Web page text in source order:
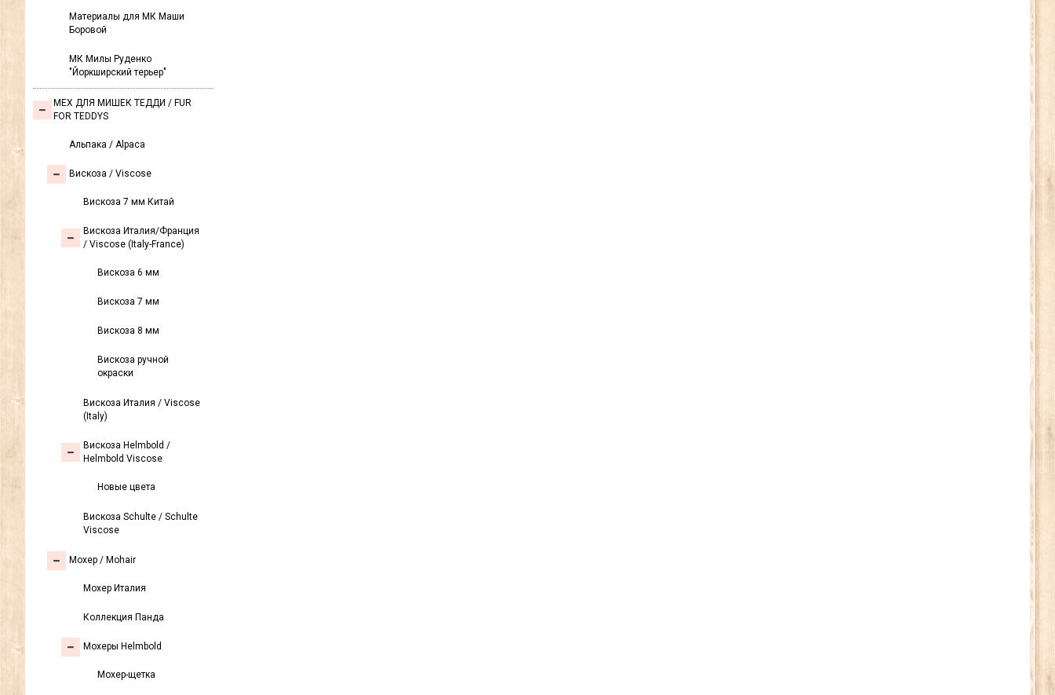
Материалы для МК Маши
Боровой
МК Милы Руденко
"Йоркширский терьер"
МЕХ ДЛЯ МИШЕК ТЕДДИ / FUR
FOR TEDDYS
Альпака / Alpaca
Вискоза / Viscose
Вискоза 7 мм Китай
Вискоза Италия/Франция
/ Viscose (Italy-France)
Вискоза 6 мм
Вискоза 7 мм
Вискоза 8 мм
Вискоза ручной
окраски
Вискоза Италия / Viscose
(Italy)
Вискоза Helmbold /
Helmbold Viscose
Новые цвета
Вискоза Sсhulte / Schulte
Viscose
Моxер / Mohair
Мохер Италия
Коллекция Панда
Мохеры Helmbold
Мохер-щетка